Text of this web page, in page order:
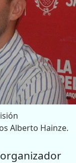
Alberto Hainze.